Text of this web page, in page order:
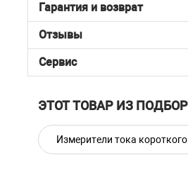
Гарантия и возврат
Отзывы
Сервис
ЭТОТ ТОВАР ИЗ
Измерители тока